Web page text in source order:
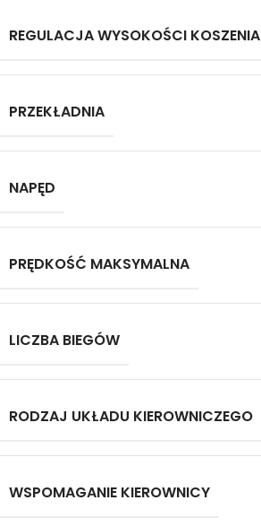
REGULACJA WYSOKOŚCI KOSZENIA
PRZEKŁADNIA
NAPĘD
PRĘDKOŚĆ MAKSYMALNA
LICZBA BIEGÓW
RODZAJ UKŁADU KIEROWNICZEGO
WSPOMAGANIE KIEROWNICY